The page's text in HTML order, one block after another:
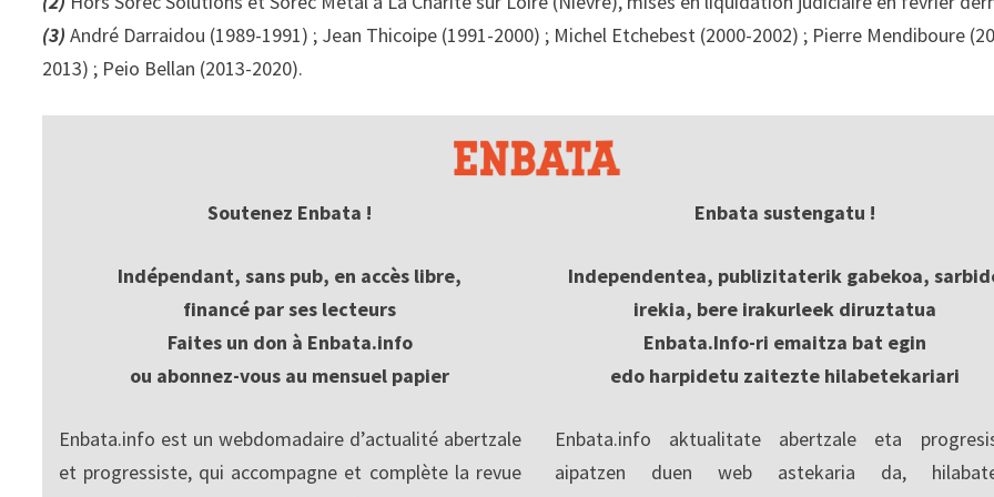
(3) André Darraidou (1989-1991) ; Jean Thicoipe (1991-2000) ; Michel Etchebest (2000-2002) ; Pierre Mendiboure
2013) ; Peio Bellan (2013-2020).
Soutenez Enbata !
Indépendant, sans pub, en accès libre,
financé par ses lecteurs
Faites un don à Enbata.info
ou abonnez-vous au mensuel papier
Enbata.info est un webdomadaire d’actualité abertzale
et progressiste, qui accompagne et complète la revue
Enbata sustengatu !
Independentea, publizitaterik gabekoa,
irekia, bere irakurleek diruztatua
Enbata.Info-ri emaitza bat egin
edo harpidetu zaitezte hilabetekariari
Enbata.info aktualitate abertzale eta
aipatzen duen web astekaria da,